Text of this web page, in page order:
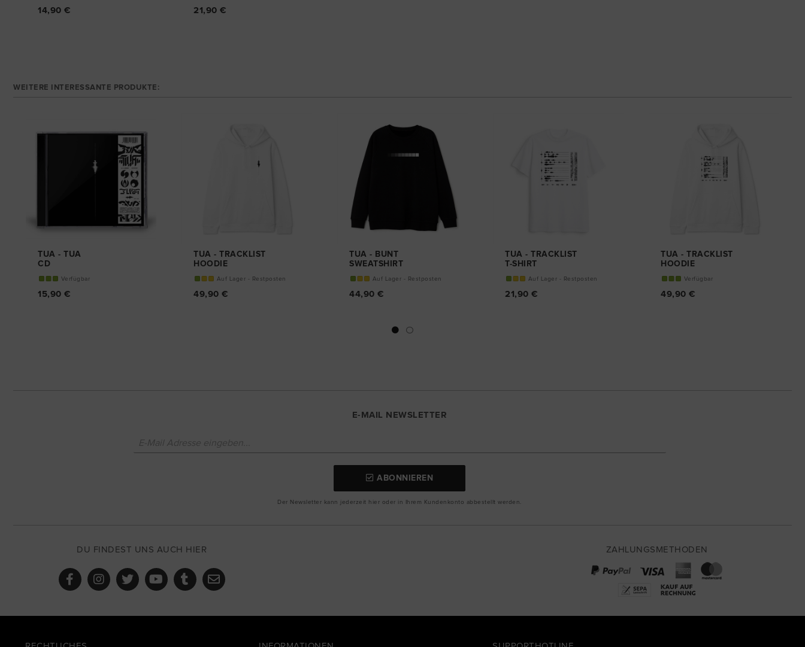
14,90 € 21,90 €
WEITERE INTERESSANTE PRODUKTE:
TUA - TUA
CD
Verfügbar
15,90 €
TUA - TRACKLIST
HOODIE
Auf Lager - Restposten
49,90 €
TUA - BUNT
SWEATSHIRT
Auf Lager - Restposten
44,90 €
TUA - TRACKLIST
T-SHIRT
Auf Lager - Restposten
21,90 €
TUA - TRACKLIST
HOODIE
Verfügbar
49,90 €
E-MAIL NEWSLETTER
ABONNIEREN
Der Newsletter kann jederzeit hier oder in Ihrem Kundenkonto abbestellt werden.
DU FINDEST UNS AUCH HIER ZAHLUNGSMETHODEN